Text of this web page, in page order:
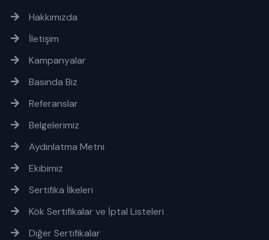
Hakkımızda
İletişim
Kampanyalar
Basında Biz
Referanslar
Belgelerimiz
Aydınlatma Metni
Ekibimiz
Sertifika İlkeleri
Kök Sertifikalar ve İptal Listeleri
Diğer Sertifikalar